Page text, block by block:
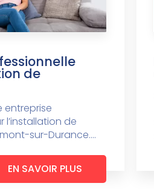
de
entreprise
l’installation de
sur-Durance....
EN SAVOIR PLUS